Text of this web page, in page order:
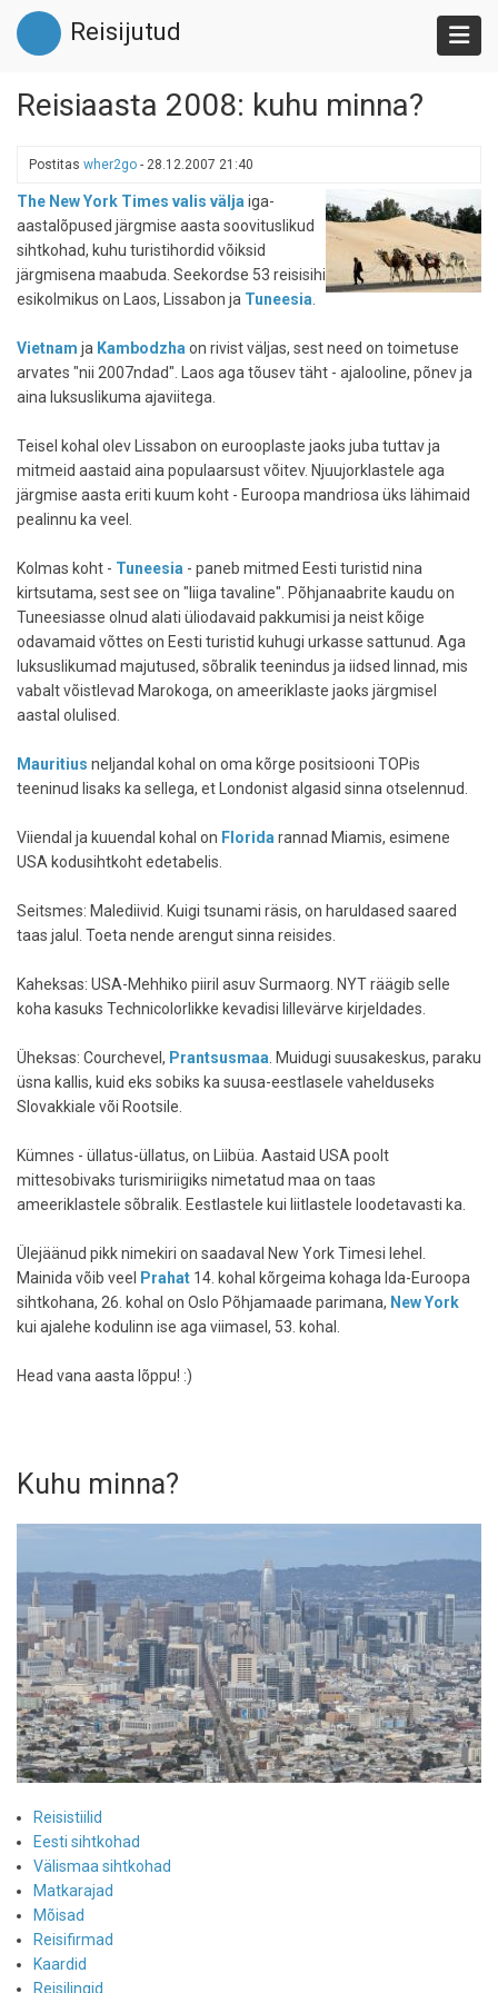
Liigu
edasi
põhisisu
Reisijutud
Reisiaasta 2008: kuhu minna?
Postitas wher2go - 28.12.2007 21:40
The New York Times valis välja iga-
aastalõpused järgmise aasta soovituslikud
sihtkohad, kuhu turistihordid võiksid
järgmisena maabuda. Seekordse 53 reisisihi
esikolmikus on Laos, Lissabon ja Tuneesia
Vietnam ja Kambodzha on rivist väljas, sest need on toimetuse
arvates "nii 2007ndad". Laos aga tõusev täht - ajalooline, põnev ja
aina luksuslikuma ajaviitega.
Teisel kohal olev Lissabon on eurooplaste jaoks juba tuttav ja
mitmeid aastaid aina populaarsust võitev. Njuujorklastele aga
järgmise aasta eriti kuum koht - Euroopa mandriosa üks lähimaid
pealinnu ka veel.
Kolmas koht - Tuneesia - paneb mitmed Eesti turistid nina
kirtsutama, sest see on "liiga tavaline". Põhjanaabrite kaudu on
Tuneesiasse olnud alati üliodavaid pakkumisi ja neist kõige
odavamaid võttes on Eesti turistid kuhugi urkasse sattunud. Aga
luksuslikumad majutused, sõbralik teenindus ja iidsed linnad, mis
vabalt võistlevad Marokoga, on ameeriklaste jaoks järgmisel
aastal olulised.
Mauritius neljandal kohal on oma kõrge positsiooni TOPis
teeninud lisaks ka sellega, et Londonist algasid sinna otselennud.
Viiendal ja kuuendal kohal on Florida rannad Miamis, esimene
USA kodusihtkoht edetabelis.
Seitsmes: Malediivid. Kuigi tsunami räsis, on haruldased saared
taas jalul. Toeta nende arengut sinna reisides.
Kaheksas: USA-Mehhiko piiril asuv Surmaorg. NYT räägib selle
koha kasuks Technicolorlikke kevadisi lillevärve kirjeldades.
Üheksas: Courchevel, Prantsusmaa . Muidugi suusakeskus, paraku
üsna kallis, kuid eks sobiks ka suusa-eestlasele vahelduseks
Slovakkiale või Rootsile.
Kümnes - üllatus-üllatus, on Liibüa. Aastaid USA poolt
mittesobivaks turismiriigiks nimetatud maa on taas
ameeriklastele sõbralik. Eestlastele kui liitlastele loodetavasti ka.
Ülejäänud pikk nimekiri on saadaval New York Timesi lehel.
Mainida võib veel
Prahat 14. kohal kõrgeima kohaga Ida-Euroopa
sihtkohana, 26. kohal on Oslo Põhjamaade parimana, New York
kui ajalehe kodulinn ise aga viimasel, 53. kohal.
Head vana aasta lõppu! :)
Kuhu minna?
Reisistiilid
Eesti sihtkohad
Välismaa sihtkohad
Matkarajad
Mõisad
Reisifirmad
Kaardid
Reisilingid